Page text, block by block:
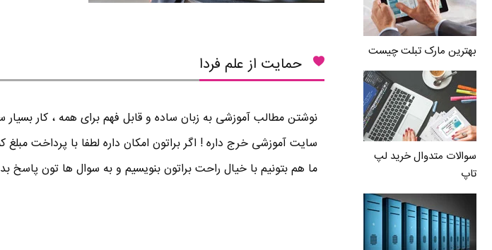
بهترین مارک تبلت چیست
سوالات متدوال خرید لپ
تاپ
حمایت از علم فردا
نوشتن مطالب آموزشی به زبان ساده و قابل فهم برای همه ، کار
سایت آموزشی خرج داره ! اگر براتون امکان داره لطفا با پرداخت
ما هم بتونیم با خیال راحت براتون بنویسیم و به سوال ها تون پاسخ